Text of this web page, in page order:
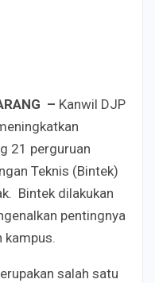
– Kanwil DJP
21 perguruan
Teknis (Bintek)
Bintek dilakukan
pentingnya
kampus.
salah satu